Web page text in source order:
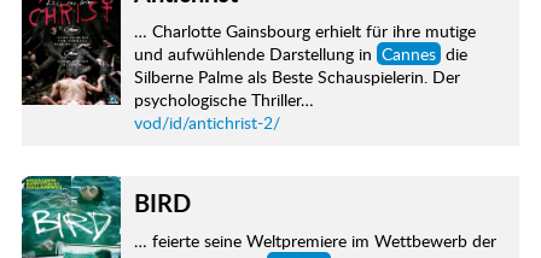
… Charlotte Gainsbourg erhielt für ihre mutige
und aufwühlende Darstellung in Cannes die
Silberne Palme als Beste Schauspielerin. Der
psychologische Thriller…
vod/id/antichrist-2/
BIRD
… feierte seine Weltpremiere im Wettbewerb der